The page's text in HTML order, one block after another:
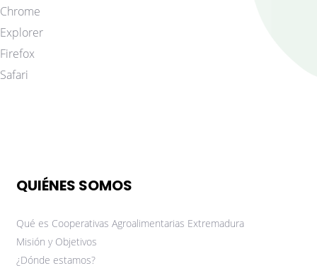
Chrome
Explorer
Firefox
Safari
QUIÉNES SOMOS
Qué es Cooperativas Agroalimentarias Extremadura
Misión y Objetivos
¿Dónde estamos?